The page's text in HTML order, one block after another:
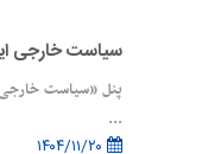
سیاست خارجی
پنل «سیاست خارجی
...